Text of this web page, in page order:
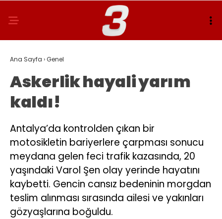
Ana Sayfa ›Genel
Askerlik hayali yarım
kaldı!
Antalya’da kontrolden çıkan bir
motosikletin bariyerlere çarpması sonucu
meydana gelen feci trafik kazasında, 20
yaşındaki Varol Şen olay yerinde hayatını
kaybetti. Gencin cansız bedeninin morgdan
teslim alınması sırasında ailesi ve yakınları
gözyaşlarına boğuldu.